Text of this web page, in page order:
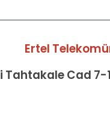
Ertel
Cad 7-